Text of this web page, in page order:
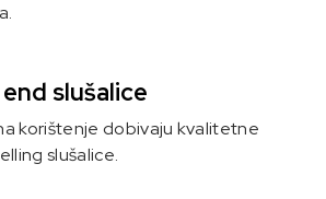
slušalice
korištenje dobivaju kvalitetne
slušalice.